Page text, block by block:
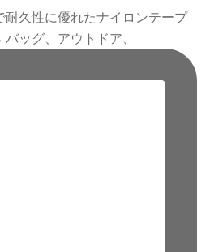
久性に優れたナイロンテープ
グ、アウトドア、